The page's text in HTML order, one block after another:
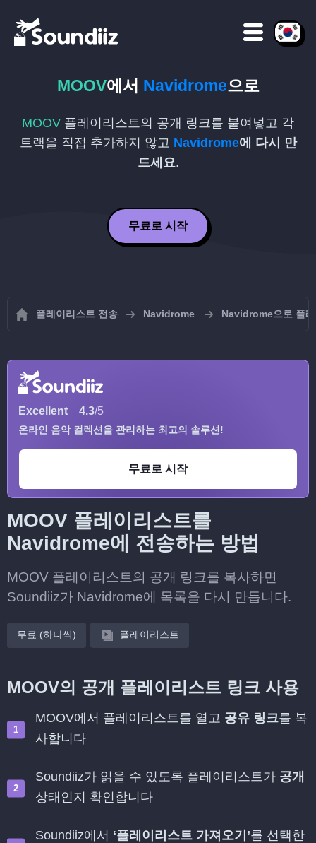
MOOV에서 Navidrome으로
MOOV 플레이리스트의 공개 링크를 붙여넣고 각
트랙을 직접 추가하지 않고 Navidrome에 다시 만
드세요.
무료로 시작
플레이리스트 전송 Navidrome Navidrome으로 플
Excellent 4.3/5
온라인 음악 컬렉션을 관리하는 최고의 솔루션!
무료로 시작
MOOV 플레이리스트를
Navidrome에 전송하는 방법
MOOV 플레이리스트의 공개 링크를 복사하면
Soundiiz가 Navidrome에 목록을 다시 만듭니다.
무료 (하나씩) 플레이리스트
MOOV의 공개 플레이리스트 링크 사용
MOOV에서 플레이리스트를 열고 공유 링크를 복
사합니다
Soundiiz가 읽을 수 있도록 플레이리스트가 공개
상태인지 확인합니다
Soundiiz에서 ‘플레이리스트 가져오기’를 선택한